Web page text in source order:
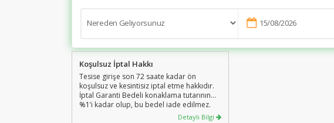
Koşulsuz İptal Hakkı
Tesise girişe son 72 saate kadar ön
koşulsuz ve kesintisiz iptal etme hakkıdır.
İptal Garanti Bedeli konaklama tutarının
%1’i kadar olup, bu bedel iade edilmez.
İptal Garanti bedeli sadece konaklama için
Detaylı Bilgi